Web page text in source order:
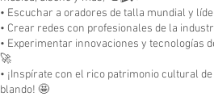
• Escuchar a oradores de talla mundial y
• Crear redes con profesionales de la
• Experimentar innovaciones y tecnologías
🚀
• ¡Inspírate con el rico patrimonio cultural
blando! 🤩